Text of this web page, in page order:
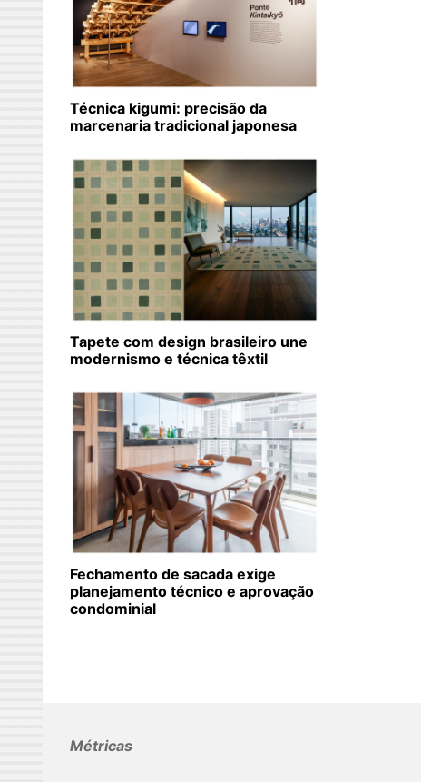
Técnica kigumi: precisão da
marcenaria tradicional japonesa
Tapete com design brasileiro une
modernismo e técnica têxtil
Fechamento de sacada exige
planejamento técnico e aprovação
condominial
Métricas